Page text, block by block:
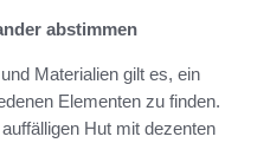
abstimmen
Materialien gilt es, ein
Elementen zu finden.
Hut mit dezenten